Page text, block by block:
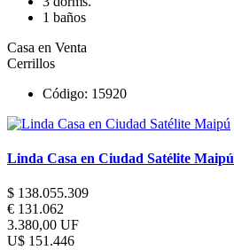
1 baños
Casa en Venta
Cerrillos
Código: 15920
Linda Casa en Ciudad Satélite Maipú
$ 138.055.309
€ 131.062
3.380,00 UF
U$ 151.446